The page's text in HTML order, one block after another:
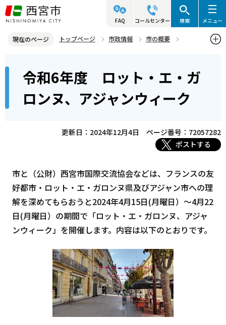
こ
の
ジ
頭
FAQ コールセンター 検索 メニュー
現在のページ トップページ 市政情報
市の概要
友好都市 ロット・エ・ガロンヌ県及びアジャン市（フランス ヌー
ヴェル・アキテーヌ地域圏）
令和6年度 ロット・エ・ガロンヌ、アジャンウィーク
令和6年度 ロット・エ・ガ
ロンヌ、アジャンウィーク
更新日：2024年12月4日
ページ番号：72057282
ポストする
市と（公財）西宮市国際交流協会などは、フランスの友
好都市・ロット・エ・ガロンヌ県及びアジャン市への理
解を深めてもらおうと2024年4月15日(月曜日）～4月22
日(月曜日）の期間で「ロット・エ・ガロンヌ、アジャ
ンウィーク」を開催します。内容は以下のとおりです。